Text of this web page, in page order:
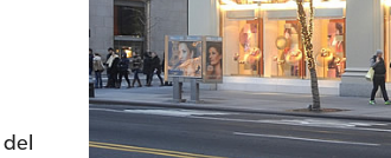
del